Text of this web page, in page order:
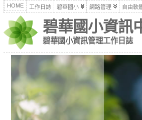
HOME 工作日誌 碧華國小 網路管理 自由軟
碧華國小資訊
碧華國小資訊管理工作日誌